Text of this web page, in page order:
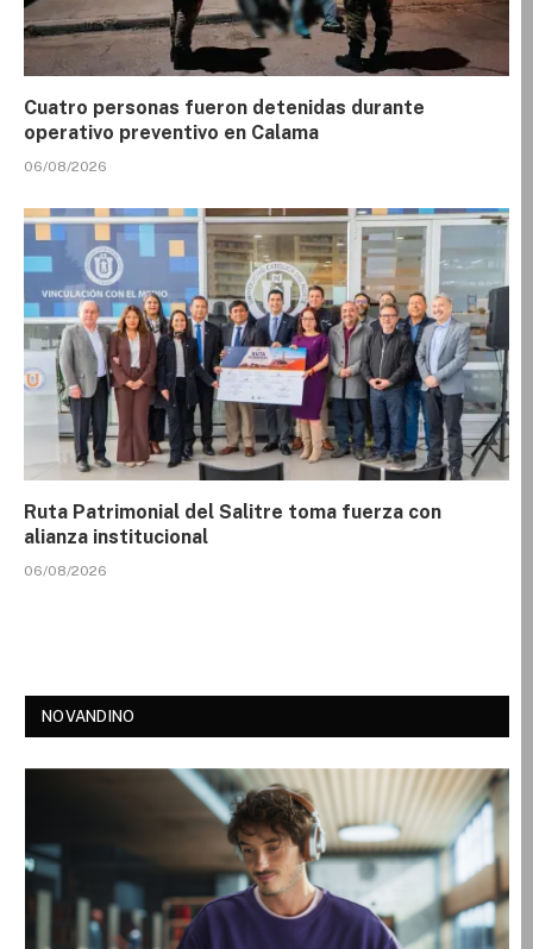
Cuatro personas fueron detenidas durante
operativo preventivo en Calama
06/08/2026
Ruta Patrimonial del Salitre toma fuerza con
alianza institucional
06/08/2026
NOVANDINO